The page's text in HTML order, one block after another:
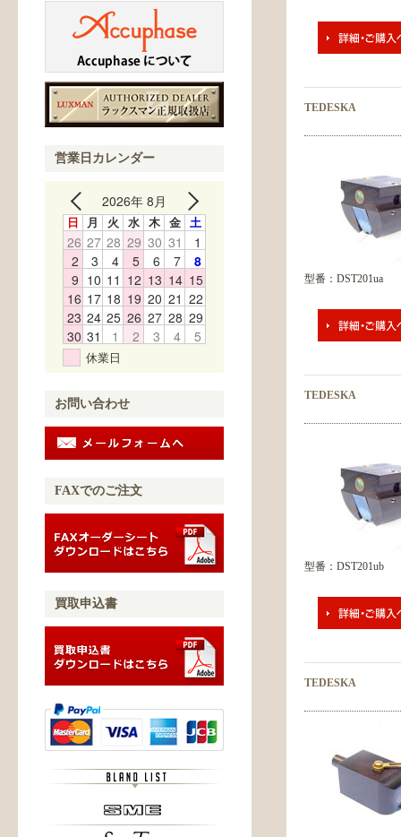
TEDESKA
型番：DST201ua
TEDESKA
型番：DST201ub
TEDESKA
営業日カレンダー
2026年 8月
日 月 火 水 木 金 土
26 27 28 29 30 31
1
2
3 4 5 6 7
8
9 10 11 12 13 14 15
16 17 18 19 20 21 22
23 24 25 26 27 28 29
30 31 1 2 3 4 5
休業日
お問い合わせ
FAXでのご注文
買取申込書